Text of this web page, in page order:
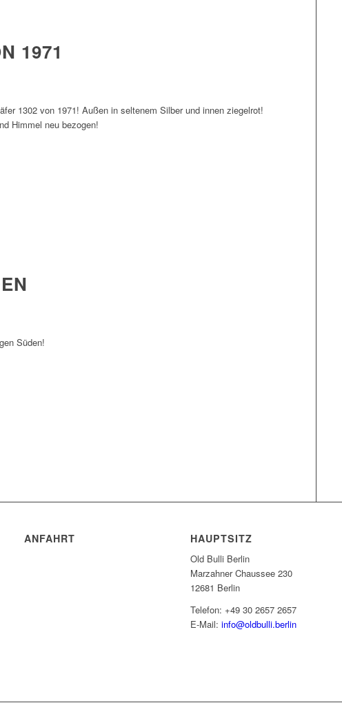
1971
1302 von 1971! Außen in seltenem Silber und innen ziegelrot!
Himmel neu bezogen!
Süden!
ANFAHRT HAUPTSITZ
Old Bulli Berlin
Marzahner Chaussee 230
12681 Berlin
Telefon: +49 30 2657 2657
E-Mail:info@oldbulli.berlin